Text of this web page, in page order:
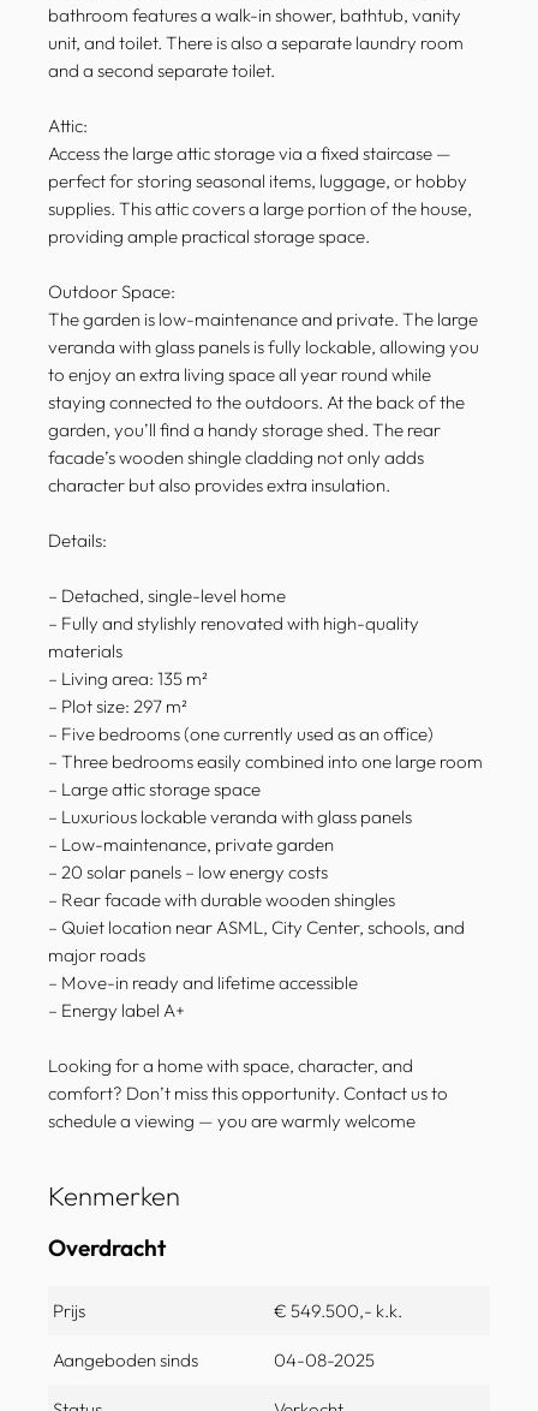
bathroom features a walk-in shower, bathtub, vanity
unit, and toilet. There is also a separate laundry room
and a second separate toilet.
Attic:
Access the large attic storage via a fixed staircase —
perfect for storing seasonal items, luggage, or hobby
supplies. This attic covers a large portion of the house,
providing ample practical storage space.
Outdoor Space:
The garden is low-maintenance and private. The large
veranda with glass panels is fully lockable, allowing you
to enjoy an extra living space all year round while
staying connected to the outdoors. At the back of the
garden, you’ll find a handy storage shed. The rear
facade’s wooden shingle cladding not only adds
character but also provides extra insulation.
Details:
– Detached, single-level home
– Fully and stylishly renovated with high-quality
materials
– Living area: 135 m²
– Plot size: 297 m²
– Five bedrooms (one currently used as an office)
– Three bedrooms easily combined into one large room
– Large attic storage space
– Luxurious lockable veranda with glass panels
– Low-maintenance, private garden
– 20 solar panels – low energy costs
– Rear facade with durable wooden shingles
– Quiet location near ASML, City Center, schools, and
major roads
– Move-in ready and lifetime accessible
– Energy label A+
Looking for a home with space, character, and
comfort? Don’t miss this opportunity. Contact us to
schedule a viewing — you are warmly welcome
Kenmerken
Overdracht
Prijs € 549.500,- k.k.
Aangeboden sinds 04-08-2025